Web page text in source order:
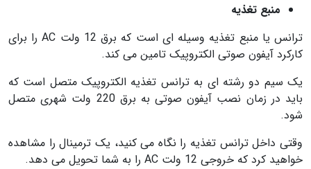
منبع تغذیه
ترانس یا منبع تغذیه وسیله ای است که برق 12 ولت AC را برای
کارکرد آیفون صوتی الکتروپیک تامین می کند.
یک سیم دو رشته ای به ترانس تغذیه الکتروپیک متصل است که
باید در زمان نصب آیفون صوتی به برق 220 ولت شهری متصل
شود.
وقتی داخل ترانس تغذیه را نگاه می کنید، یک ترمینال را مشاهده
خواهید کرد که خروجی 12 ولت AC را به شما تحویل می دهد.